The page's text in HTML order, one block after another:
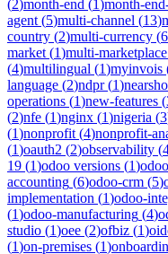
(2)month-end (1)month-
agent (5)multi-channel (13)
country (2)multi-currency (6
market (1)multi-marketplace
(4)multilingual (1)myinvois
language (2)ndpr(1)
operations (1)new-features (
(2)nfe (1)nginx (1)nigeria (3
(1)nonprofit (4)nonprofit-
(1)oauth2 (2)observability (
19 (1)odoo versions (1)
accounting (6)odoo-crm (5)
implementation (1)odoo-
(1)odoo-manufacturing (4)
studio (1)oee (2)ofbiz (1)
(1)on-premises (1)